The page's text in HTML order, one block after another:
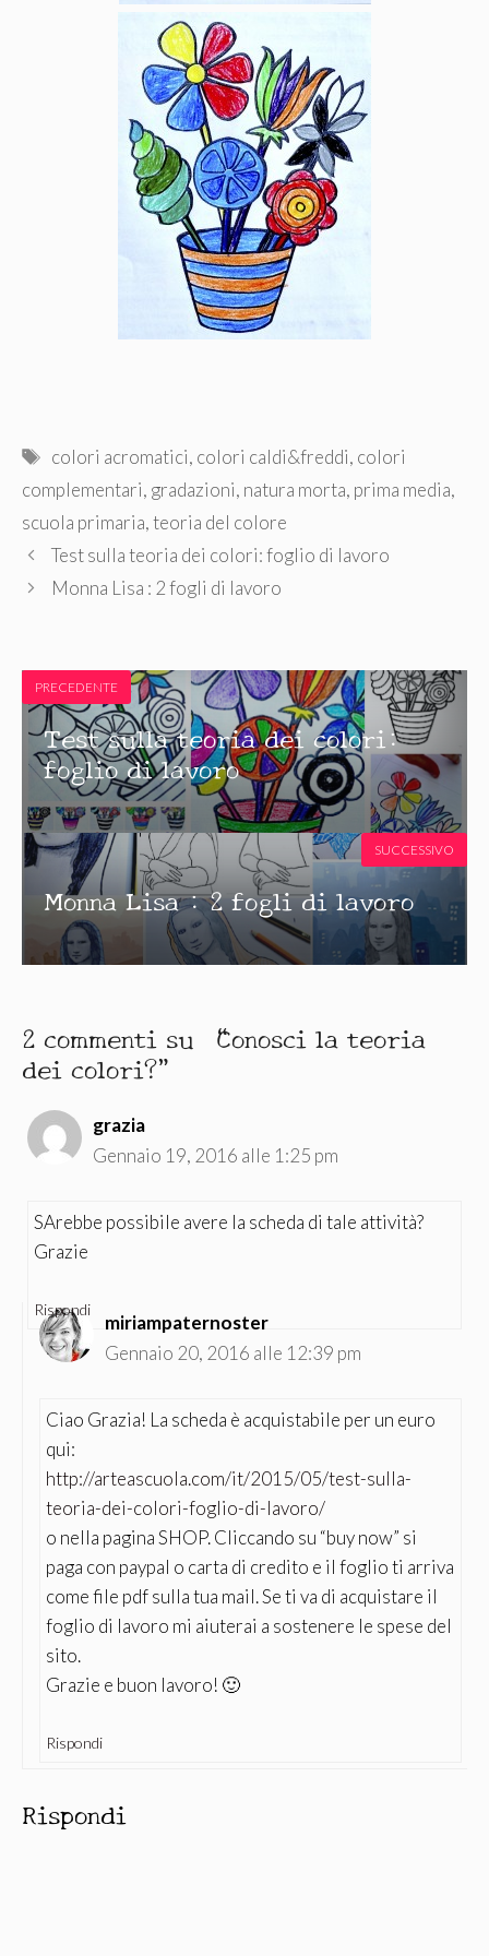
Tag
colori acromatici, colori caldi&freddi, colori
complementari, gradazioni, natura morta, prima media,
scuola primaria,teoria del colore
Test sulla teoria dei colori: foglio di lavoro
Monna Lisa : 2 fogli di lavoro
PRECEDENTE
Test sulla teoria dei colori:
foglio di lavoro
Monna Lisa : 2 fogli di lavoro
SUCCESSIVO
2 commenti su “Conosci la teoria
dei colori?”
grazia
Gennaio 19, 2016 alle 1:25 pm
SArebbe possibile avere la scheda di tale attività?
Grazie
Rispondi
miriampaternoster
Gennaio 20, 2016 alle 12:39 pm
Ciao Grazia! La scheda è acquistabile per un euro
qui:
http://arteascuola.com/it/2015/05/test-sulla-
teoria-dei-colori-foglio-di-lavoro/
o nella pagina SHOP. Cliccando su “buy now” si
paga con paypal o carta di credito e il foglio ti arriva
come file pdf sulla tua mail. Se ti va di acquistare il
foglio di lavoro mi aiuterai a sostenere le spese del
sito.
Grazie e buon lavoro! 🙂
Rispondi
Rispondi